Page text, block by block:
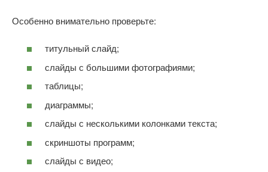
Особенно внимательно проверьте:
титульный слайд;
слайды с большими фотографиями;
таблицы;
диаграммы;
слайды с несколькими колонками текста;
скриншоты программ;
слайды с видео;